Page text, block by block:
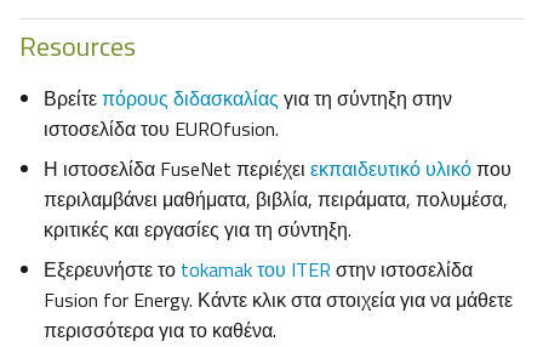
Resources
Βρείτεπόρους διδασκαλίας για τη σύντηξη στην
ιστοσελίδα του EUROfusion.
Η ιστοσελίδα FuseNet περιέχει εκπαιδευτικό υλικόπου
περιλαμβάνει μαθήματα, βιβλία, πειράματα, πολυμέσα,
κριτικές και εργασίες για τη σύντηξη.
Εξερευνήστε το tokamak του ITER στην ιστοσελίδα
Fusion for Energy. Κάντε κλικ στα στοιχεία για να μάθετε
περισσότερα για το καθένα.